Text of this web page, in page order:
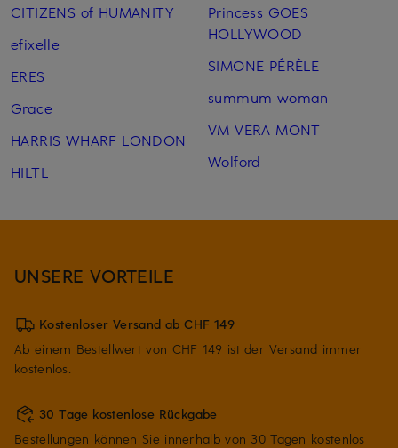
CITIZENS of HUMANITY
efixelle
ERES
Grace
HARRIS WHARF LONDON
HILTL
Princess GOES
HOLLYWOOD
SIMONE PÉRÈLE
summum woman
VM VERA MONT
Wolford
UNSERE VORTEILE
Kostenloser Versand ab CHF 149
Ab einem Bestellwert von CHF 149 ist der Versand immer
kostenlos.
30 Tage kostenlose Rückgabe
Bestellungen können Sie innerhalb von 30 Tagen kostenlos